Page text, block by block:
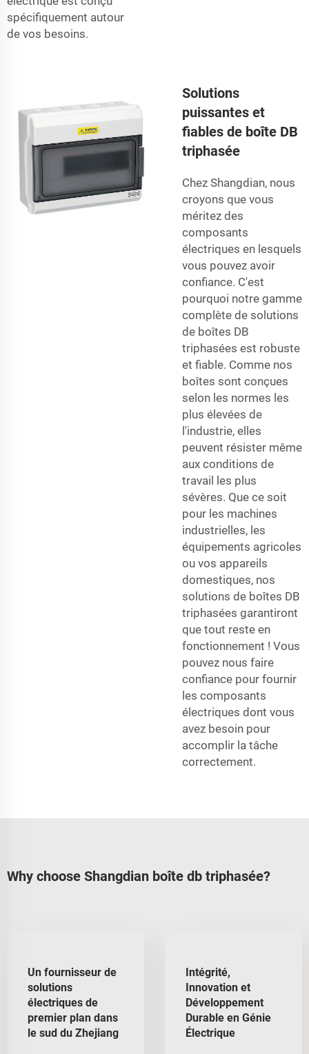
spécifiquement autour
de vos besoins.
Solutions
puissantes et
fiables de boîte DB
triphasée
Chez Shangdian, nous
croyons que vous
méritez des
composants
électriques en lesquels
vous pouvez avoir
confiance. C'est
pourquoi notre gamme
complète de solutions
de boîtes DB
triphasées est robuste
et fiable. Comme nos
boîtes sont conçues
selon les normes les
plus élevées de
l'industrie, elles
peuvent résister même
aux conditions de
travail les plus
sévères. Que ce soit
pour les machines
industrielles, les
équipements agricoles
ou vos appareils
domestiques, nos
solutions de boîtes DB
triphasées garantiront
que tout reste en
fonctionnement ! Vous
pouvez nous faire
confiance pour fournir
les composants
électriques dont vous
avez besoin pour
accomplir la tâche
correctement.
Why choose Shangdian boîte db triphasée?
Un fournisseur de
solutions
électriques de
premier plan dans
le sud du Zhejiang
Intégrité,
Innovation et
Développement
Durable en Génie
Électrique